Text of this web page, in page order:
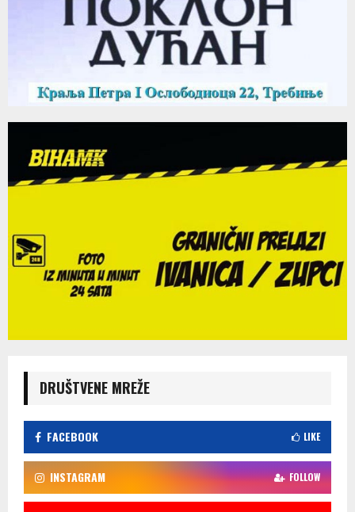
DRUŠTVENE MREŽE
FACEBOOK LIKE
INSTAGRAM FOLLOW